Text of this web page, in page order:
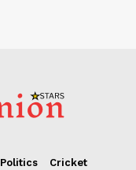
Politics
Cricket